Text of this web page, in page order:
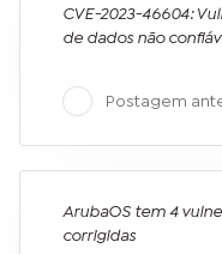
CVE-2023-46604:
de dados não
Postagem
ArubaOS tem 4
corrigidas